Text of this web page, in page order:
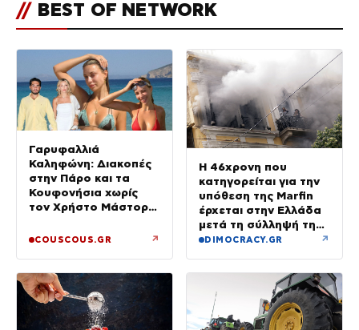
// BEST OF NETWORK
Γαρυφαλλιά
Καληφώνη: Διακοπές
στην Πάρο και τα
Κουφονήσια χωρίς
τον Χρήστο Μάστορα
COUSCOUS.GR ↗
Η 46χρονη που
κατηγορείται για την
υπόθεση της Marfin
έρχεται στην Ελλάδα
μετά τη σύλληψή της
στο Λονδίνο
DIMOCRACY.GR ↗